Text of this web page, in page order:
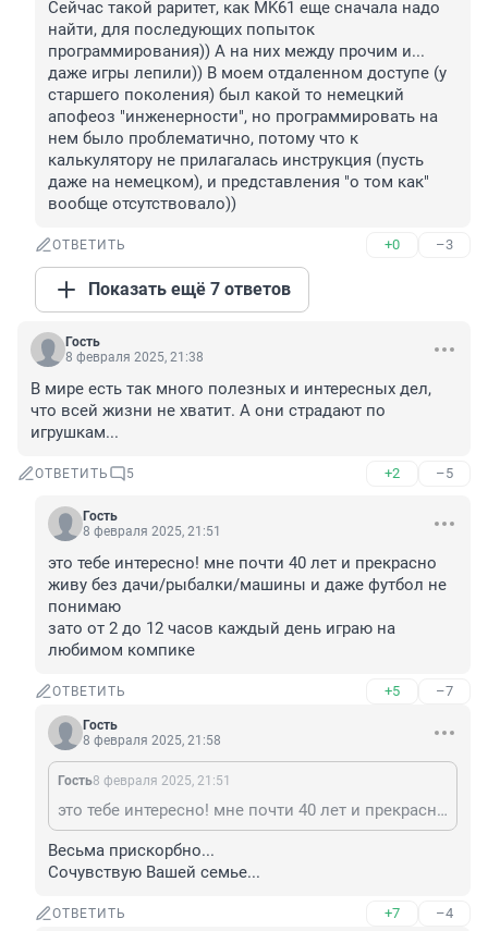
Сейчас такой раритет, как MK61 еще сначала надо
найти, для последующих попыток
программирования)) А на них между прочим и...
даже игры лепили)) В моем отдаленном доступе (у
старшего поколения) был какой то немецкий
апофеоз "инженерности", но программировать на
нем было проблематично, потому что к
калькулятору не прилагалась инструкция (пусть
даже на немецком), и представления "о том как"
вообще отсутствовало))
ОТВЕТИТЬ +0 –3
Показать ещё 7 ответов
Гость
8 февраля 2025, 21:38
В мире есть так много полезных и интересных дел,
что всей жизни не хватит. А они страдают по
игрушкам...
ОТВЕТИТЬ 5 +2 –5
Гость
8 февраля 2025, 21:51
это тебе интересно! мне почти 40 лет и прекрасно
живу без дачи/рыбалки/машины и даже футбол не
понимаю
зато от 2 до 12 часов каждый день играю на
любимом компике
ОТВЕТИТЬ +5 –7
Гость
8 февраля 2025, 21:58
Гость8 февраля 2025, 21:51
это тебе интересно! мне почти 40 лет и прекрасно живу без дачи/рыбалки/машины и даже футбол не понимаю зато от 2 до 12 часов каждый день играю на любимом компике
Весьма прискорбно...
Сочувствую Вашей семье...
ОТВЕТИТЬ +7 –4